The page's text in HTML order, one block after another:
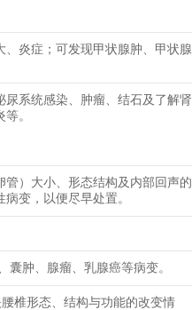
炎症；可发现甲状腺肿、甲状腺
系统感染、肿瘤、结石及了解肾
。
）大小、形态结构及内部回声的
变，以便尽早处置。
肿、腺瘤、乳腺癌等病变。
椎形态、结构与功能的改变情